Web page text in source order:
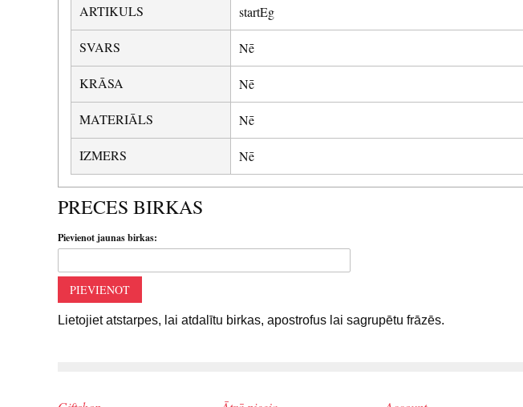
ARTIKULS startEg
SVARS Nē
KRĀSA Nē
MATERIĀLS Nē
IZMERS Nē
PRECES BIRKAS
Pievienot jaunas birkas:
PIEVIENOT
Lietojiet atstarpes, lai atdalītu birkas, apostrofus lai sagrupētu frāzēs.